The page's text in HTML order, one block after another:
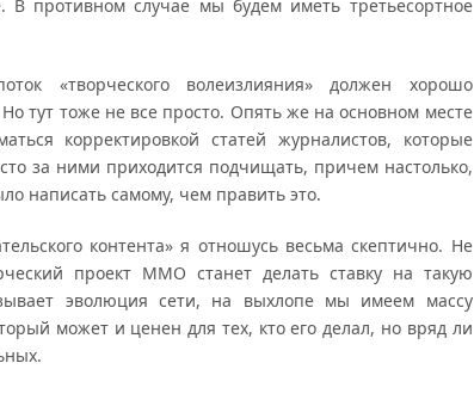
противном случае мы будем иметь третьесортное
«творческого волеизлияния» должен хорошо
тут тоже не все просто. Опять же на основном месте
корректировкой статей журналистов, которые
за ними приходится подчищать, причем настолько,
написать самому, чем править это.
контента» я отношусь весьма скептично. Не
проект ММО станет делать ставку на такую
эволюция сети, на выхлопе мы имеем массу
может и ценен для тех, кто его делал, но вряд ли